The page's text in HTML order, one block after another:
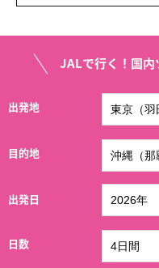
JALで行く！国内
出発地
目的地
出発日
日数